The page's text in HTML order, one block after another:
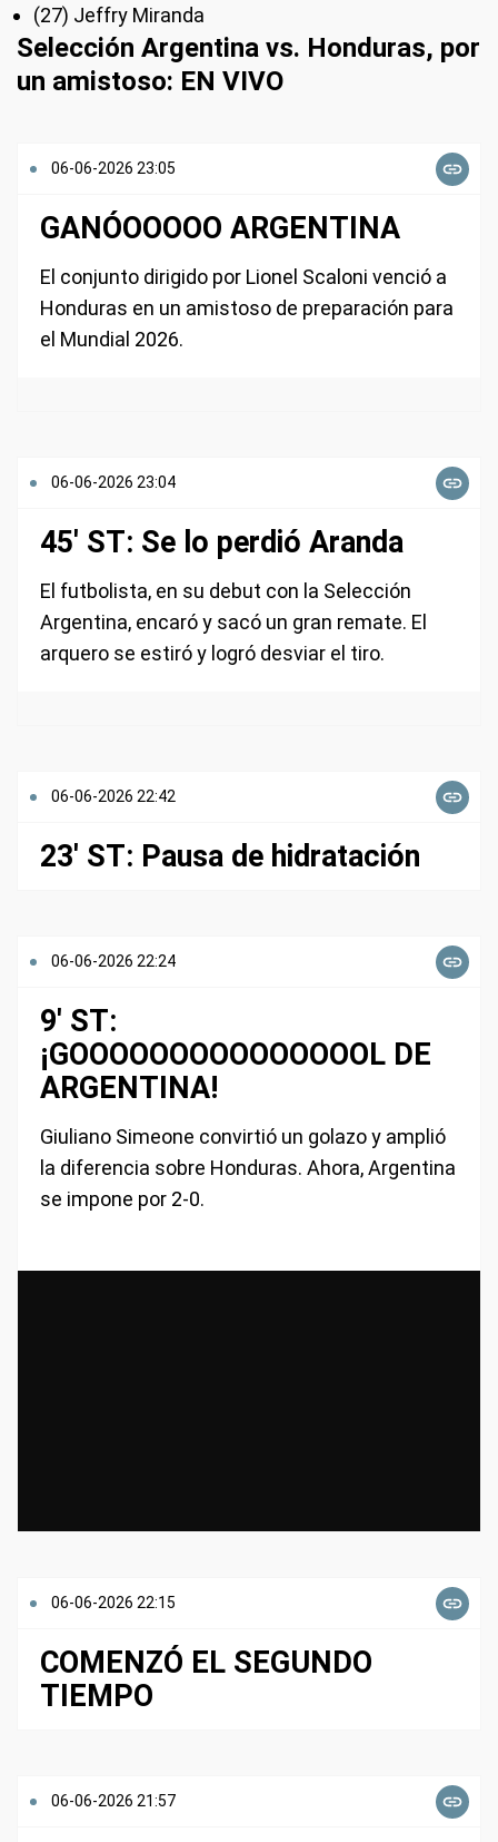
(27) Jeffry Miranda
Selección Argentina vs. Honduras, por
un amistoso: EN VIVO
06-06-2026 23:05
GANÓOOOOO ARGENTINA
El conjunto dirigido por Lionel Scaloni venció a
Honduras en un amistoso de preparación para
el Mundial 2026.
06-06-2026 23:04
45' ST: Se lo perdió Aranda
El futbolista, en su debut con la Selección
Argentina, encaró y sacó un gran remate. El
arquero se estiró y logró desviar el tiro.
06-06-2026 22:42
23' ST: Pausa de hidratación
06-06-2026 22:24
9' ST:
¡GOOOOOOOOOOOOOOOL DE
ARGENTINA!
Giuliano Simeone convirtió un golazo y amplió
la diferencia sobre Honduras. Ahora, Argentina
se impone por 2-0.
06-06-2026 22:15
COMENZÓ EL SEGUNDO
TIEMPO
06-06-2026 21:57